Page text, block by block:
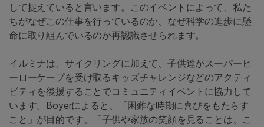
して捉えていると言います。このイベントによって、私た
ちがなぜこの仕事を行っているのか、なぜ科学の進歩に懸
命に取り組んでいるのか再認識させられます。
イルミナは、サイクリングに加えて、子供達がスーパーヒ
ーローケープを受け取るキッズチャレンジなどのアクティ
ビティを後援することでコミュニティイベントに協力して
います。Boyerによると、「困難な時期に喜びをもたらす
こと」が目的です。「子供や家族の笑顔を見ることは、こ